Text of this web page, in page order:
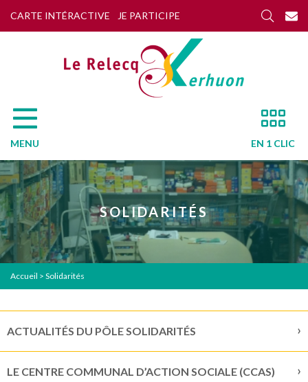
CARTE INTÉRACTIVE JE PARTICIPE
MENU EN 1 CLIC
SOLIDARITÉS
Accueil > Solidarités
ACTUALITÉS DU PÔLE SOLIDARITÉS
LE CENTRE COMMUNAL D’ACTION SOCIALE (CCAS)